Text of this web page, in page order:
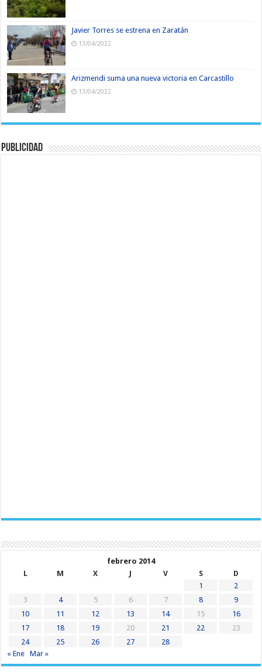
Javier Torres se estrena en Zaratán
13/04/2022
Arizmendi suma una nueva victoria en Carcastillo
13/04/2022
Publicidad
febrero 2014
L
M X J V S
D
1
2
3
4 5 6 7 8
9
10
11 12 13 14 15
16
17
18 19 20 21 22
23
24
25 26 27
28
« Ene
Mar »